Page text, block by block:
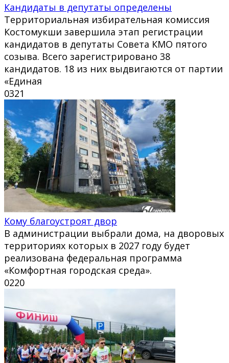
Кандидаты в депутаты определены
Территориальная избирательная комиссия
Костомукши завершила этап регистрации
кандидатов в депутаты Совета КМО пятого
созыва. Всего зарегистрировано 38
кандидатов. 18 из них выдвигаются от партии
«Единая
0321
Кому благоустроят двор
В администрации выбрали дома, на дворовых
территориях которых в 2027 году будет
реализована федеральная программа
«Комфортная городская среда».
0220